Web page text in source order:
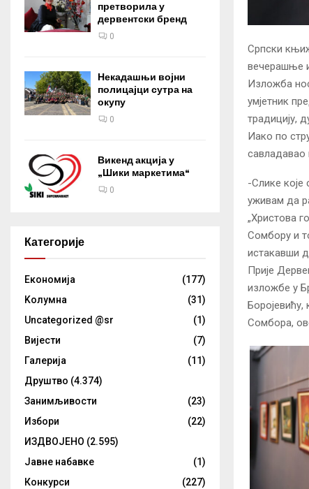
Српски
вечерашње
Изложба
умјетник
традицију,
Иако по
савладавао
-Слике које
уживам да
„Христова
Сомбору и
истакавши
Прије
изложбе у
Боројевићу,
Сомбора,
претворила у
дервентски бренд
0
Некадашњи војни
полицајци сутра на
окупу
0
Викенд акција у
„Шики маркетима“
0
Категорије
Eкономија
(177)
Kолумнa
(31)
Uncategorized @sr
(1)
Вијести
(7)
Галерија
(11)
Друштво (4.374)
Занимљивости
(23)
Избори
(22)
ИЗДВОЈЕНО (2.595)
Јавне набавке
(1)
Конкурси
(227)